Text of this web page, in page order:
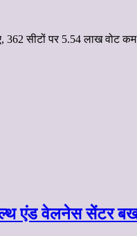
सीटों पर 5.54 लाख वोट
एंड वेलनेस सेंटर